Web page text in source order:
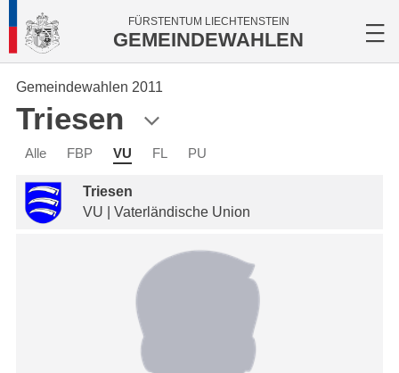
FÜRSTENTUM LIECHTENSTEIN
GEMEINDEWAHLEN
Gemeindewahlen 2011
Triesen
Alle FBP VU FL PU
Triesen
VU | Vaterländische Union